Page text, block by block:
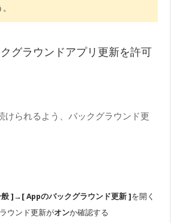
グラウンドアプリ更新を許可
けられるよう、バックグラウンド更
]→[ Appのバックグラウンド更新 ]を開く
ウンド更新がオンか確認する